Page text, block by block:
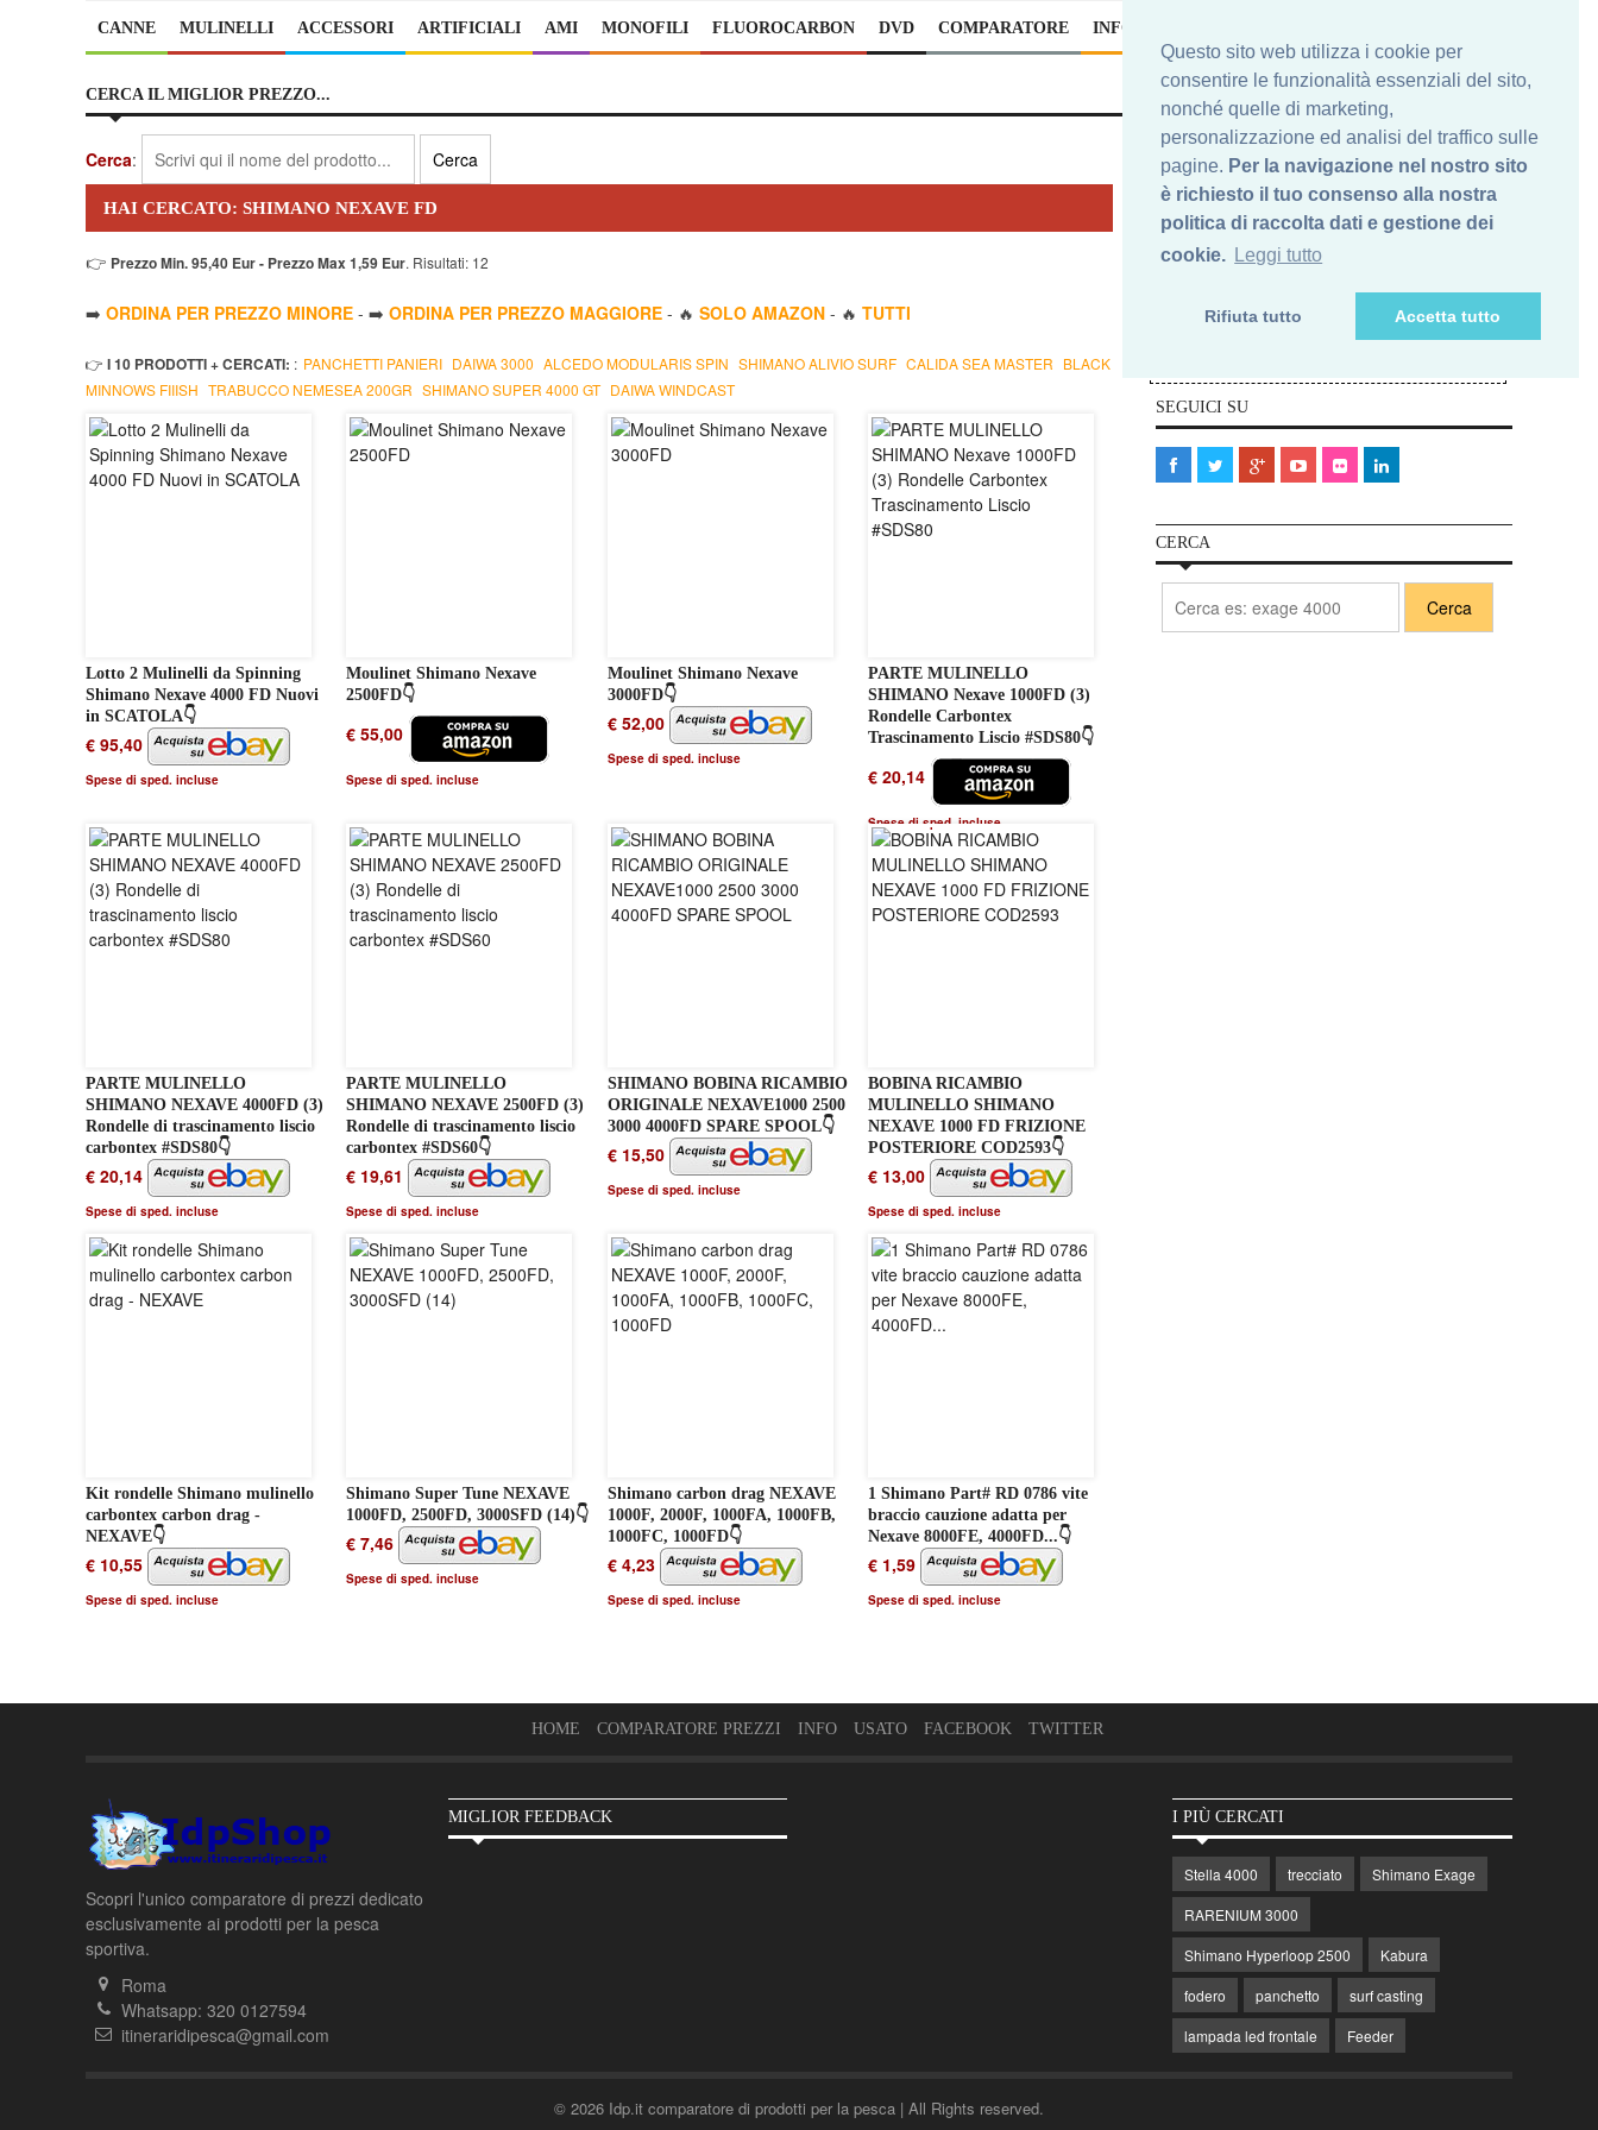
Questo sito web utilizza i cookie per
consentire le funzionalità essenziali del sito,
nonché quelle di marketing,
personalizzazione ed analisi del traffico sulle
pagine. Per la navigazione nel nostro sito
è richiesto il tuo consenso alla nostra
politica di raccolta dati e gestione dei
cookie. Leggi tutto
Rifiuta tutto Accetta tutto
CANNE MULINELLI ACCESSORI ARTIFICIALI AMI MONOFILI FLUOROCARBON DVD COMPARATORE INFO
CERCA IL MIGLIOR PREZZO...
Cerca:
HAI CERCATO: SHIMANO NEXAVE FD
👉 Prezzo Min. 95,40 Eur - Prezzo Max 1,59 Eur. Risultati: 12
➡️ ORDINA PER PREZZO MINORE - ➡️ ORDINA PER PREZZO MAGGIORE - 🔥 SOLO AMAZON - 🔥 TUTTI
👉 I 10 PRODOTTI + CERCATI: : PANCHETTI PANIERI DAIWA 3000 ALCEDO MODULARIS SPIN SHIMANO ALIVIO SURF CALIDA SEA MASTER BLACK
MINNOWS FIIISH TRABUCCO NEMESEA 200GR SHIMANO SUPER 4000 GT DAIWA WINDCAST
Lotto 2 Mulinelli da Spinning
Shimano Nexave 4000 FD Nuovi
in SCATOLA👇
€ 95,40
Spese di sped. incluse
Moulinet Shimano Nexave
2500FD👇
€ 55,00
Spese di sped. incluse
Moulinet Shimano Nexave
3000FD👇
€ 52,00
Spese di sped. incluse
PARTE MULINELLO
SHIMANO Nexave 1000FD (3)
Rondelle Carbontex
Trascinamento Liscio #SDS80👇
€ 20,14
Spese di sped. incluse
PARTE MULINELLO
SHIMANO NEXAVE 4000FD (3)
Rondelle di trascinamento liscio
carbontex #SDS80👇
€ 20,14
Spese di sped. incluse
PARTE MULINELLO
SHIMANO NEXAVE 2500FD (3)
Rondelle di trascinamento liscio
carbontex #SDS60👇
€ 19,61
Spese di sped. incluse
SHIMANO BOBINA RICAMBIO
ORIGINALE NEXAVE1000 2500
3000 4000FD SPARE SPOOL👇
€ 15,50
Spese di sped. incluse
BOBINA RICAMBIO
MULINELLO SHIMANO
NEXAVE 1000 FD FRIZIONE
POSTERIORE COD2593👇
€ 13,00
Spese di sped. incluse
Kit rondelle Shimano mulinello
carbontex carbon drag -
NEXAVE👇
€ 10,55
Spese di sped. incluse
Shimano Super Tune NEXAVE
1000FD, 2500FD, 3000SFD (14)👇
€ 7,46
Spese di sped. incluse
Shimano carbon drag NEXAVE
1000F, 2000F, 1000FA, 1000FB,
1000FC, 1000FD👇
€ 4,23
Spese di sped. incluse
1 Shimano Part# RD 0786 vite
braccio cauzione adatta per
Nexave 8000FE, 4000FD...👇
€ 1,59
Spese di sped. incluse
Iscriviti alla nostra newsletter
cancellare da questa newsletters. In nessun caso la Tua e-
Ti vuoi cancellare? Elimina
SEGUICI SU
CERCA
HOME COMPARATORE PREZZI INFO USATO FACEBOOK TWITTER
Scopri l'unico comparatore di prezzi dedicato
esclusivamente ai prodotti per la pesca
sportiva.
Roma
Whatsapp: 320 0127594
itineraridipesca@gmail.com
MIGLIOR FEEDBACK I PIÙ CERCATI
Stella 4000 trecciato
Shimano Exage
RARENIUM 3000
Shimano Hyperloop 2500
Kabura
fodero
panchetto
surf casting
lampada led frontale
Feeder
© 2026 Idp.it comparatore di prodotti per la pesca | All Rights reserved.